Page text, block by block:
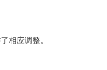
相应调整。